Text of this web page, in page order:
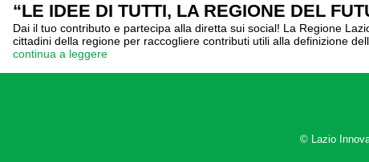
“LE IDEE DI TUTTI, LA REGIONE DEL
Dai il tuo contributo e partecipa alla diretta sui social! La Regione
cittadini della regione per raccogliere contributi utili alla definizione
continua a leggere
© Lazio